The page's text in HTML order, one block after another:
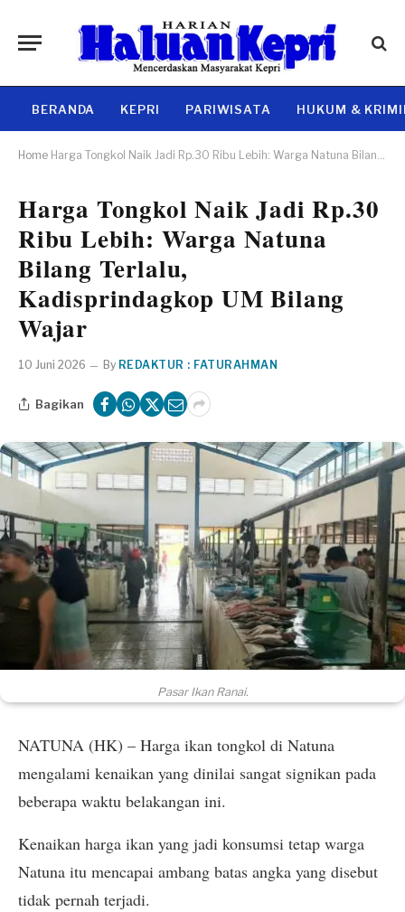
BERANDA KEPRI PARIWISATA HUKUM &
Home Harga Tongkol Naik Jadi Rp.30 Ribu Lebih: Warga Natuna Bilang Terlalu, Kadisprindagkop UM Bilang Wajar
Harga Tongkol Naik Jadi Rp.30
Ribu Lebih: Warga Natuna
Bilang Terlalu,
Kadisprindagkop UM Bilang
Wajar
10 Juni 2026 By REDAKTUR : FATURAHMAN
Bagikan
Pasar Ikan Ranai.
NATUNA (HK) – Harga ikan tongkol di Natuna
mengalami kenaikan yang dinilai sangat signikan pada
beberapa waktu belakangan ini.
Kenaikan harga ikan yang jadi konsumsi tetap warga
Natuna itu mencapai ambang batas angka yang disebut
tidak pernah terjadi.